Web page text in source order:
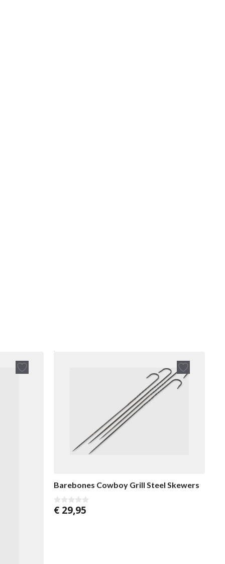
Barebones Cowboy Grill Steel Skewers
0
v
€ 29,95